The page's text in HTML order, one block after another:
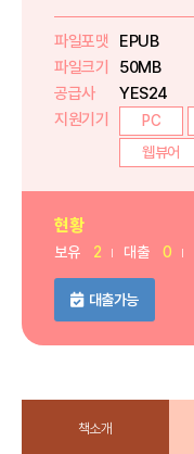
파일포맷
EPUB
파일크기
50MB
공급사
YES24
지원기기
PC
웹뷰어
현황
보유 2 대출 0
대출가능
책소개